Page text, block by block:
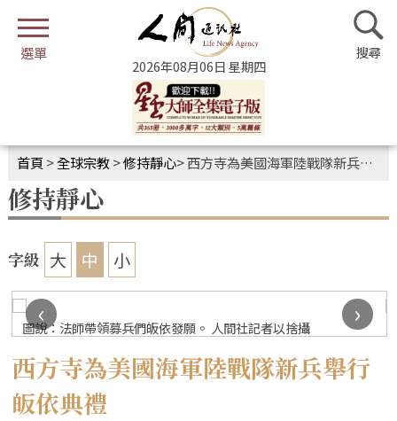
2026年08月06日 星期四
首頁 >全球宗教>修持靜心>西方寺為美國海軍陸戰隊新兵舉行皈依典禮
修持靜心
字級 大 中 小
圖說：法師帶領募兵們皈依發願。 人間社記者以捨攝
‹
›
西方寺為美國海軍陸戰隊新兵舉行
皈依典禮